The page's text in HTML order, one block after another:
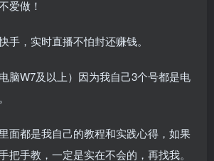
爱做！
手，实时直播不怕封还赚钱。
脑W7及以上）因为我自己3个号都是电
面都是我自己的教程和实践心得，如果
把手教，一定是实在不会的，再找我。